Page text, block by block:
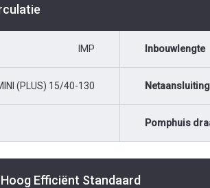
IMP
(PLUS) 15/40-130
Inbouwlengte
Netaansluiting
Pomphuis
Efficiënt Standaard